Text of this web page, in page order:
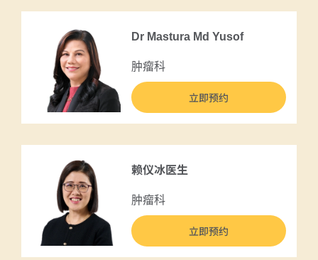
Dr Mastura Md Yusof
肿瘤科
立即预约
赖仪冰医生
肿瘤科
立即预约